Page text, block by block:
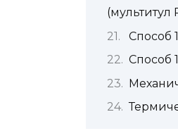
(мультитул
Способ
Способ